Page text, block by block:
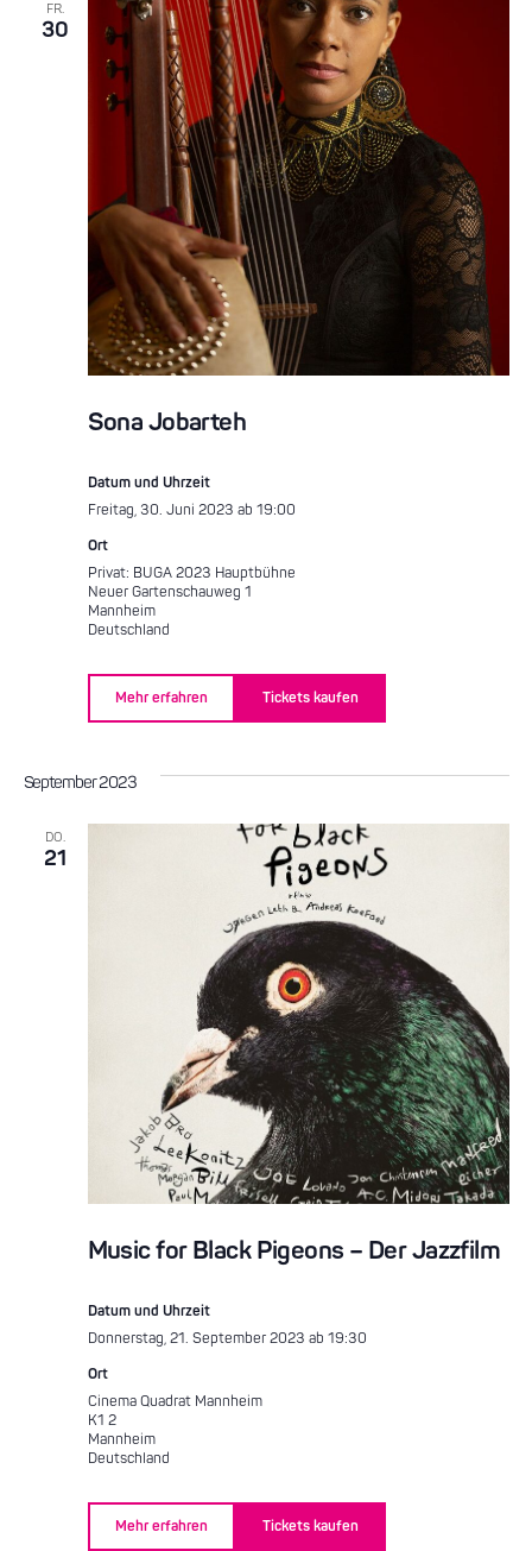
FR.
30
Sona Jobarteh
Datum und Uhrzeit
Freitag, 30. Juni 2023 ab 19:00
Ort
Privat: BUGA 2023 Hauptbühne
Neuer Gartenschauweg 1
Mannheim
Deutschland
Mehr erfahren Tickets kaufen
September 2023
DO.
21
Music for Black Pigeons – Der Jazzfilm
Datum und Uhrzeit
Donnerstag, 21. September 2023 ab 19:30
Ort
Cinema Quadrat Mannheim
K1 2
Mannheim
Deutschland
Mehr erfahren Tickets kaufen